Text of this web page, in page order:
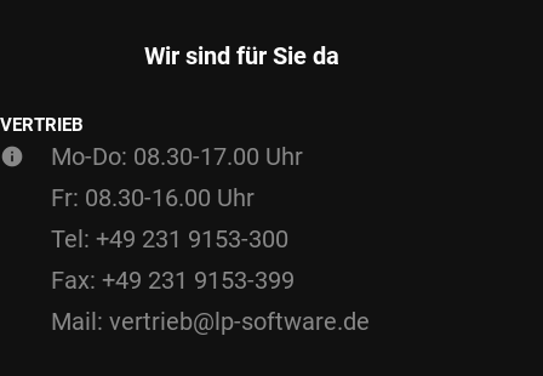
Wir sind für Sie da
VERTRIEB
Mo-Do: 08.30-17.00 Uhr
Fr: 08.30-16.00 Uhr
Tel: +49 231 9153-300
Fax: +49 231 9153-399
Mail: vertrieb@lp-software.de